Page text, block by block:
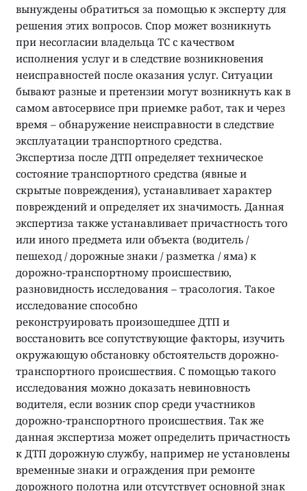
вынуждены обратиться за помощью к эксперту для
решения этих вопросов. Спор может возникнуть
при несогласии владельца ТС с качеством
исполнения услуг и в следствие возникновения
неисправностей после оказания услуг. Ситуации
бывают разные и претензии могут возникнуть как в
самом автосервисе при приемке работ, так и через
время – обнаружение неисправности в следствие
эксплуатации транспортного средства.
Экспертиза после ДТП определяет техническое
состояние транспортного средства (явные и
скрытые повреждения), устанавливает характер
повреждений и определяет их значимость. Данная
экспертиза также устанавливает причастность того
или иного предмета или объекта (водитель /
пешеход / дорожные знаки / разметка / яма) к
дорожно-транспортному происшествию,
разновидность исследования – трасология. Такое
исследование способно
реконструировать произошедшее ДТП и
восстановить все сопутствующие факторы, изучить
окружающую обстановку обстоятельств дорожно-
транспортного происшествия. С помощью такого
исследования можно доказать невиновность
водителя, если возник спор среди участников
дорожно-транспортного происшествия. Так же
данная экспертиза может определить причастность
к ДТП дорожную службу, например не установлены
временные знаки и ограждения при ремонте
дорожного полотна или отсутствует основной знак